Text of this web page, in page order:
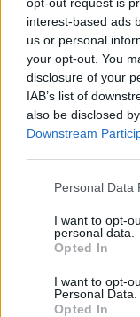
interest-based ads
us or personal
your opt-out. You
disclosure of your
IAB’s list of
also be disclosed
Downstream
Personal Data
I want to opt-
personal data.
Opted In
I want to opt-
Personal Data.
Opted In